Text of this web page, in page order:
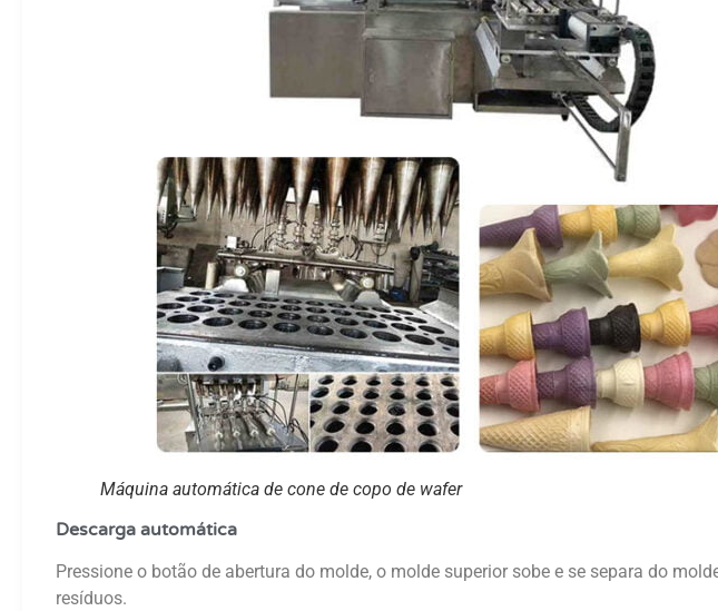
Máquina automática de cone de copo de wafer
Descarga automática
Pressione o botão de abertura do molde, o molde superior sobe e se separa do
resíduos.